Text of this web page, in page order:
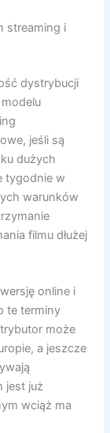
streaming i
dystrybucji
jeśli są
dużych
tygodnie w
warunków
filmu dłużej
online i
te terminy
może
a jeszcze
jest już
wciąż ma